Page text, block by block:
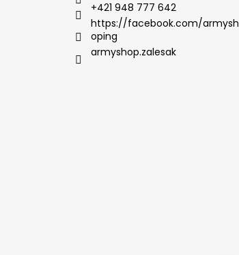
+421 948 777 642
https://facebook.com/armysh
oping
armyshop.zalesak